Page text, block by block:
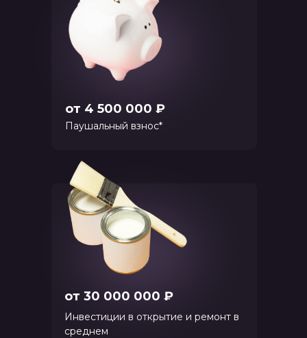
Инвестиции в открытие и ремонт в
среднем
от 30 000 000 ₽
от 4 500 000 ₽
Паушальный взнос*